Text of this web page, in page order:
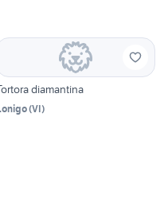
diamantina
(VI)